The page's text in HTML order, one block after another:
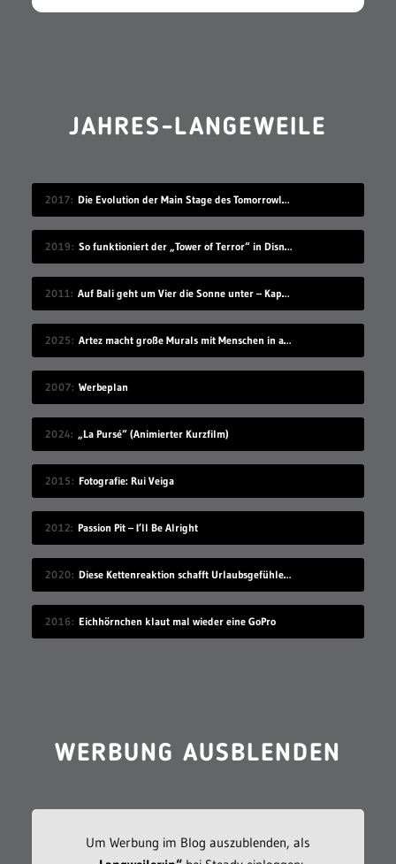
JAHRES-LANGEWEILE
2017 Die Evolution der Main Stage des Tomorrowland Festivals
2019 So funktioniert der „Tower of Terror“ in Disneyland
2011 Auf Bali geht um Vier die Sonne unter – Kapitel 14
2025 Artez macht große Murals mit Menschen in akrobatischen Posen
2007 Werbeplan
2024 „La Pursé“ (Animierter Kurzfilm)
2015 Fotografie: Rui Veiga
2012 Passion Pit – I’ll Be Alright
2020 Diese Kettenreaktion schafft Urlaubsgefühle zuhause
2016 Eichhörnchen klaut mal wieder eine GoPro
WERBUNG AUSBLENDEN
Um Werbung im Blog auszublenden, als